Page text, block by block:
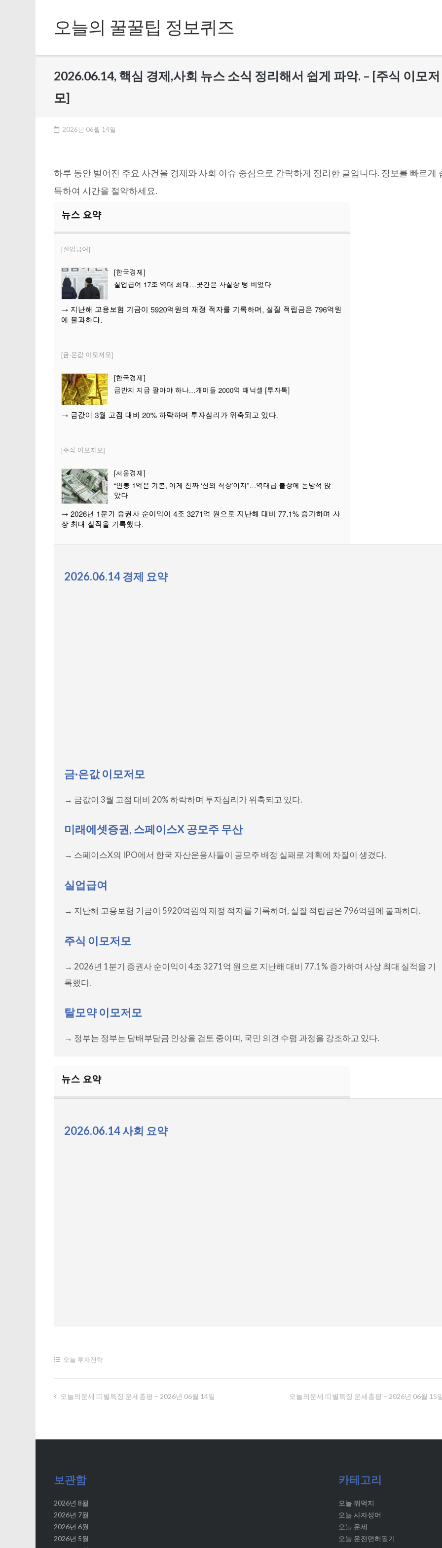
content오늘의 꿀꿀팁 정보퀴즈
2026.06.14, 핵심 경제,사회 뉴스 소식 정리해서 쉽게 파악. – [주식 이모저
모]
2026년 06월 14일
하루 동안 벌어진 주요 사건을 경제와 사회 이슈 중심으로 간략하게 정리한 글입니다. 정보를 빠르게
득하여 시간을 절약하세요.
2026.06.14 경제 요약
금·은값 이모저모
→ 금값이 3월 고점 대비 20% 하락하며 투자심리가 위축되고 있다.
미래에셋증권, 스페이스X 공모주 무산
→ 스페이스X의 IPO에서 한국 자산운용사들이 공모주 배정 실패로 계획에 차질이 생겼다.
실업급여
→ 지난해 고용보험 기금이 5920억원의 재정 적자를 기록하며, 실질 적립금은 796억원에 불과하다.
주식 이모저모
→ 2026년 1분기 증권사 순이익이 4조 3271억 원으로 지난해 대비 77.1% 증가하며 사상 최대 실적을 기
록했다.
탈모약 이모저모
→ 정부는 정부는 담배부담금 인상을 검토 중이며, 국민 의견 수렴 과정을 강조하고 있다.
2026.06.14 사회 요약
오늘 투자전략
글
게
이
션
오늘의운세 띠별특징 운세총평 – 2026년 06월 14일 오늘의운세 띠별특징 운세총평 – 2026년 06월 15
보관함
2026년 8월
2026년 7월
2026년 6월
2026년 5월
카테고리
오늘 뭐먹지
오늘 사자성어
오늘 운세
오늘 운전면허필기